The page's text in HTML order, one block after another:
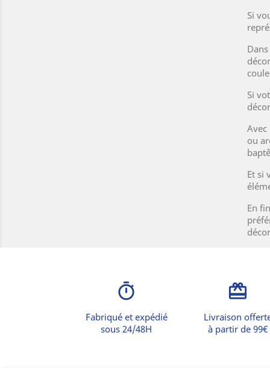
Si
Si
ou
Et si
En
timer
Fabriqué et expédié
sous 24/48H
card_giftcard
Livraison
à partir de 99€